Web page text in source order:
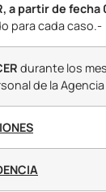
a partir de
para cada caso.-
durante los
de la